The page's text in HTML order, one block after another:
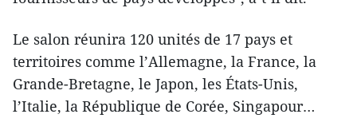
Le salon ​réunira 120 unités de 17 pays et
territoires comme l’Allemagne, la France, la
Grande-Bretagne, le Japon, les États-Unis,
l’Italie, la République de Corée, Singapour…